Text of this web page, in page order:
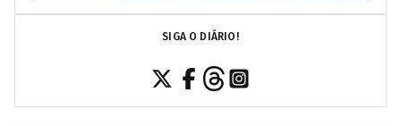
SIGA O DIÁRIO!